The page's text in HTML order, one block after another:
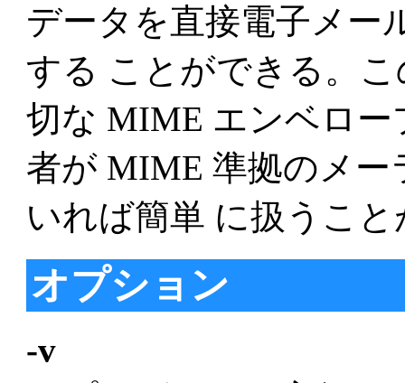
データを直接電子メー
する ことができる。
切な MIME エンベロ
者が MIME 準拠のメ
いれば簡単 に扱うこ
オプション
-v